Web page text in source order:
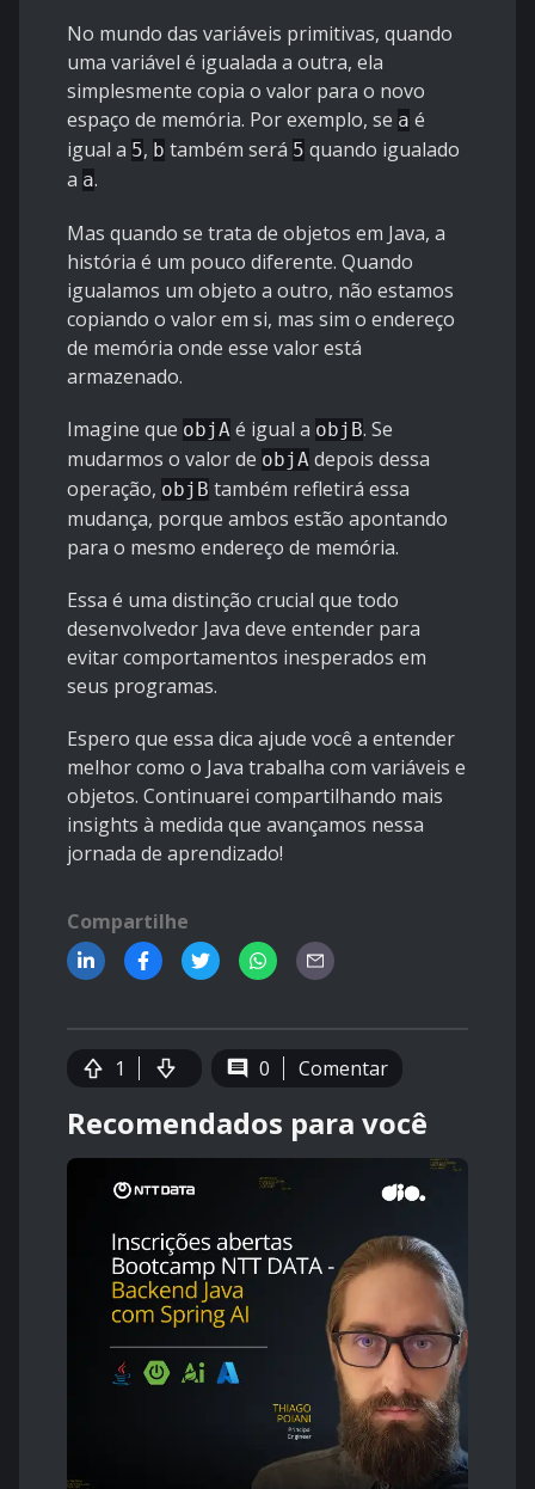
No mundo das variáveis primitivas, quando
uma variável é igualada a outra, ela
simplesmente copia o valor para o novo
espaço de memória. Por exemplo, se a é
igual a 5, b também será 5 quando igualado
a a.
Mas quando se trata de objetos em Java, a
história é um pouco diferente. Quando
igualamos um objeto a outro, não estamos
copiando o valor em si, mas sim o endereço
de memória onde esse valor está
armazenado.
Imagine que objA é igual a objB. Se
mudarmos o valor de objA depois dessa
operação, objB também refletirá essa
mudança, porque ambos estão apontando
para o mesmo endereço de memória.
Essa é uma distinção crucial que todo
desenvolvedor Java deve entender para
evitar comportamentos inesperados em
seus programas.
Espero que essa dica ajude você a entender
melhor como o Java trabalha com variáveis e
objetos. Continuarei compartilhando mais
insights à medida que avançamos nessa
jornada de aprendizado!
Compartilhe
1 0 Comentar
Recomendados para você